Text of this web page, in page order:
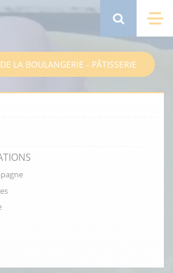
au
principal
Search
LA BOULANGERIE - PÂTISSERIE